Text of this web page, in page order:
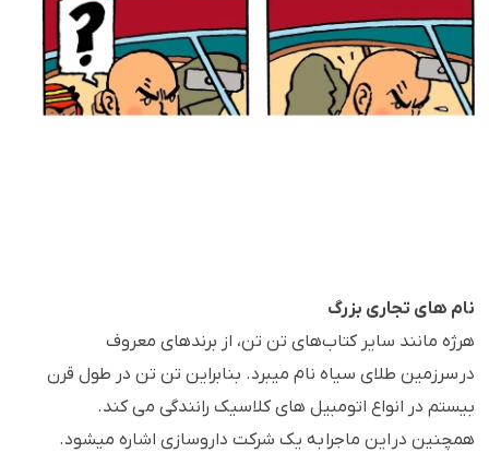
نام های تجاری بزرگ
هرژه مانند سایر کتاب‌های تن تن، از برندهای معروف
در سرزمین طلای سیاه نام میبرد. بنابراین تن تن در طول قرن
بیستم در انواع اتومبیل های کلاسیک رانندگی می کند.
همچنین در این ماجرا به یک شرکت داروسازی اشاره میشود.